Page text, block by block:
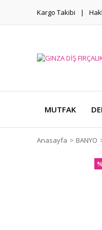
Kargo Takibi
MUTFAK
Anasayfa BANYO